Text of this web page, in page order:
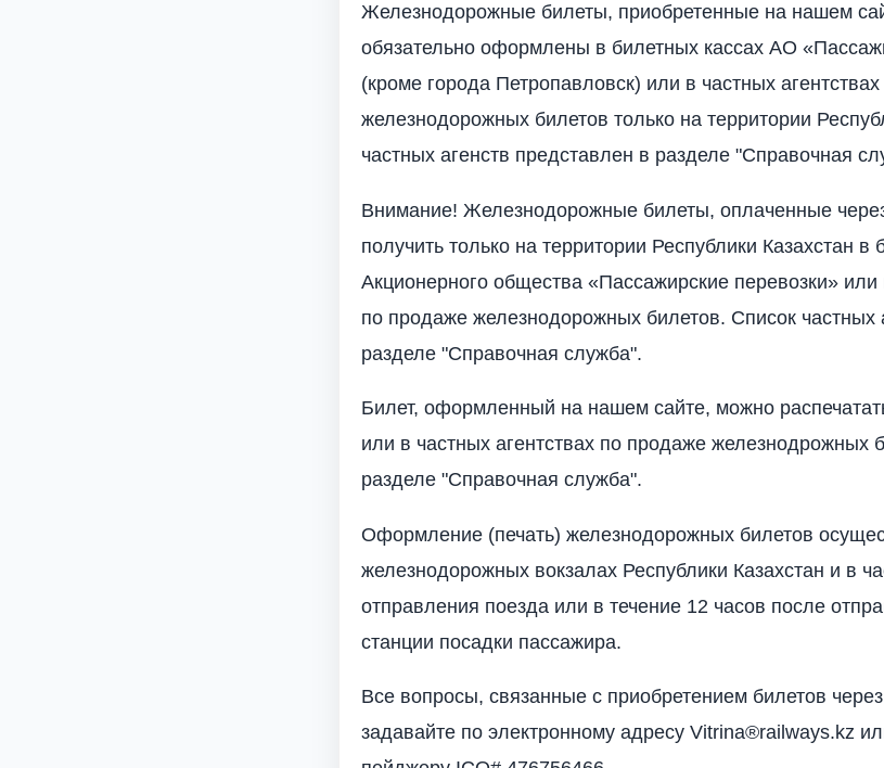
Железнодорожные билеты, приобретенные на нашем
обязательно оформлены в билетных кассах АО
(кроме города Петропавловск) или в частных
железнодорожных билетов только на территории
частных агенств представлен в разделе "Справочная
Внимание! Железнодорожные билеты, оплаченные
получить только на территории Республики Казахстан в
Акционерного общества «Пассажирские перевозки» или
по продаже железнодорожных билетов. Список частных
разделе "Справочная служба".
Билет, оформленный на нашем сайте, можно
или в частных агентствах по продаже железнодрожных
разделе "Справочная служба".
Оформление (печать) железнодорожных билетов
железнодорожных вокзалах Республики Казахстан и в
отправления поезда или в течение 12 часов после
станции посадки пассажира.
Все вопросы, связанные с приобретением билетов через
задавайте по электронному адресу Vitrina®railways.kz